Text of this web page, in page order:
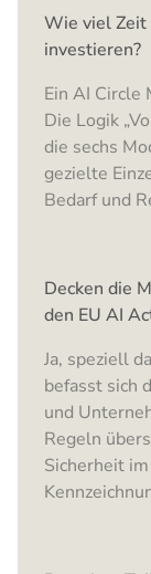
Wie viel Zeit
investieren?
Ein AI Circle
Die Logik
die sechs
gezielte
Bedarf und
Decken die
den EU AI
Ja, speziell
befasst sich
und
Regeln
Sicherheit